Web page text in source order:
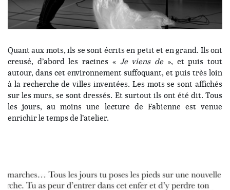
Quant aux mots, ils se sont écrits en petit et en grand. Ils ont
creusé, d’abord les racines « Je viens de», et puis tout
autour, dans cet environnement suffoquant, et puis très loin
à la recherche de villes inventées. Les mots se sont affichés
sur les murs, se sont dressés. Et surtout ils ont été dit. Tous
les jours, au moins une lecture de Fabienne est venue
enrichir le temps de l’atelier.